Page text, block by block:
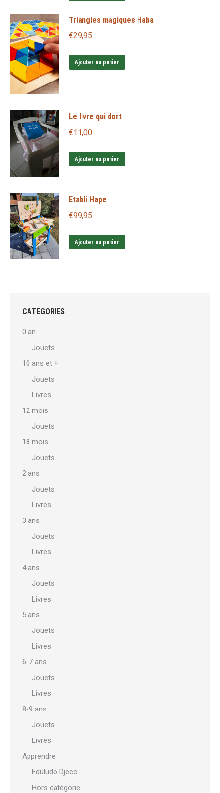
du
Triangles magiques Haba
€29,95
Ajouter au panier
Le livre qui dort
€11,00
Ajouter au panier
Etabli Hape
€99,95
Ajouter au panier
CATEGORIES
0 an
Jouets
10 ans et +
Jouets
Livres
12 mois
Jouets
18 mois
Jouets
2 ans
Jouets
Livres
3 ans
Jouets
Livres
4 ans
Jouets
Livres
5 ans
Jouets
Livres
6-7 ans
Jouets
Livres
8-9 ans
Jouets
Livres
Apprendre
Eduludo Djeco
Hors catégorie